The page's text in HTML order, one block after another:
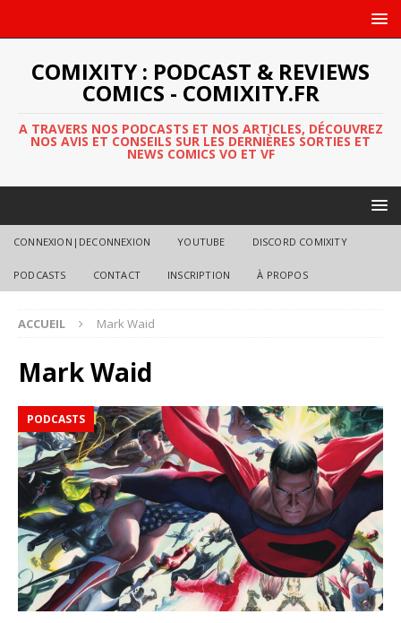
COMIXITY : PODCAST & REVIEWS
COMICS - COMIXITY.FR
A TRAVERS NOS PODCASTS ET NOS ARTICLES, DÉCOUVREZ
NOS AVIS ET CONSEILS SUR LES DERNIÈRES SORTIES ET
NEWS COMICS VO ET VF
CONNEXION|DECONNEXION YOUTUBE DISCORD COMIXITY
PODCASTS CONTACT INSCRIPTION À PROPOS
ACCUEIL Mark Waid
Mark Waid
PODCASTS